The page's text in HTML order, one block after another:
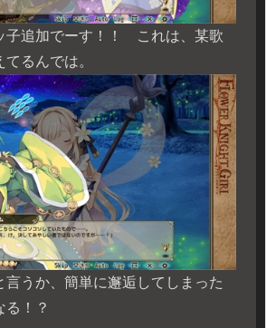
子追加でーす！！ これは、某歌
るんでは。
言うか、簡単に邂逅してしまった
る！？